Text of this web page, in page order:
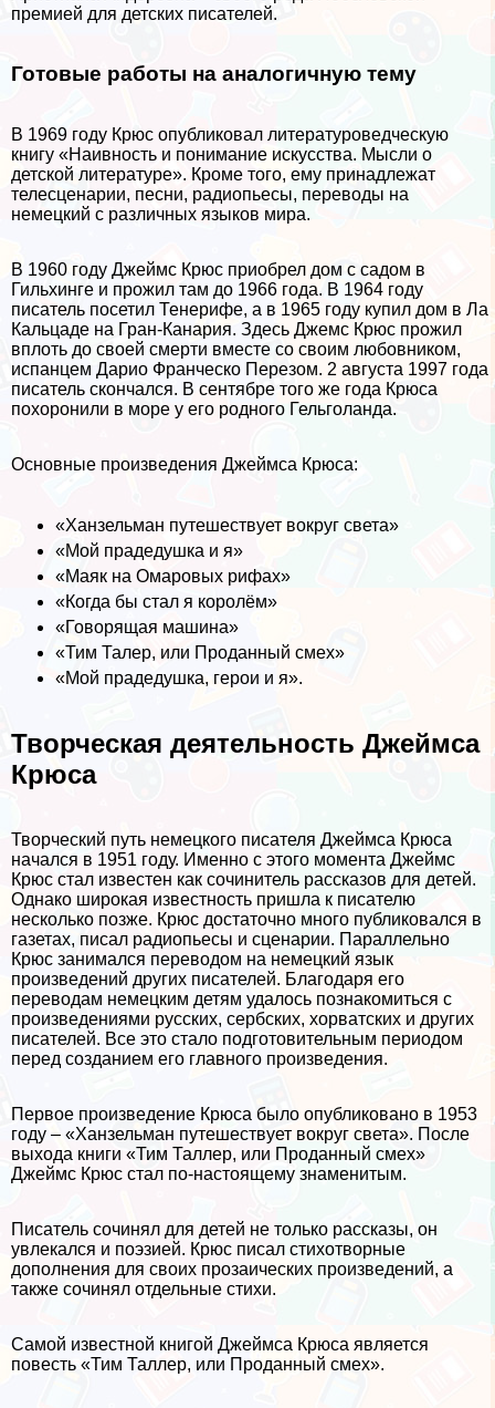
премией для детских писателей.
Готовые работы на аналогичную тему
В 1969 году Крюс опубликовал литературоведческую
книгу «Наивность и понимание искусства. Мысли о
детской литературе». Кроме того, ему принадлежат
телесценарии, песни, радиопьесы, переводы на
немецкий с различных языков мира.
В 1960 году Джеймс Крюс приобрел дом с садом в
Гильхинге и прожил там до 1966 года. В 1964 году
писатель посетил Тенерифе, а в 1965 году купил дом в Ла
Кальцаде на Гран-Канария. Здесь Джемс Крюс прожил
вплоть до своей cмepти вместе со своим любовником,
испанцем Дарио Франческо Перезом. 2 августа 1997 года
писатель скончался. В сентябре того же года Крюса
похоронили в море у его родного Гельголанда.
Основные произведения Джеймса Крюса:
«Ханзельман путешествует вокруг света»
«Мой прадедушка и я»
«Маяк на Омаровых рифах»
«Когда бы стал я королём»
«Говорящая машина»
«Тим Талер, или Проданный смех»
«Мой прадедушка, герои и я».
Творческая деятельность Джеймса
Крюса
Творческий путь немецкого писателя Джеймса Крюса
начался в 1951 году. Именно с этого момента Джеймс
Крюс стал известен как сочинитель рассказов для детей.
Однако широкая известность пришла к писателю
несколько позже. Крюс достаточно много публиковался в
газетах, писал радиопьесы и сценарии. Параллельно
Крюс занимался переводом на немецкий язык
произведений других писателей. Благодаря его
переводам немецким детям удалось познакомиться с
произведениями русских, сербских, хорватских и других
писателей. Все это стало подготовительным периодом
перед созданием его главного произведения.
Первое произведение Крюса было опубликовано в 1953
году – «Ханзельман путешествует вокруг света». После
выхода книги «Тим Таллер, или Проданный смех»
Джеймс Крюс стал по-настоящему знаменитым.
Писатель сочинял для детей не только рассказы, он
увлекался и поэзией. Крюс писал стихотворные
дополнения для своих прозаических произведений, а
также сочинял отдельные стихи.
Самой известной книгой Джеймса Крюса является
повесть «Тим Таллер, или Проданный смех».